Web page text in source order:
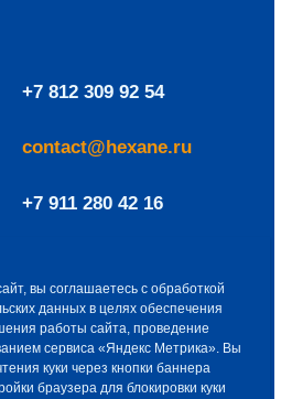
вы соглашаетесь с обработкой
данных в целях обеспечения
работы сайта, проведение
сервиса «Яндекс Метрика». Вы
куки через кнопки баннера
браузера для блокировки куки
продукции
«Снабремсервис»
+7 812 309 75 93
+7 812 309 92 54
contact@hexane.ru
+7 911 280 42 16